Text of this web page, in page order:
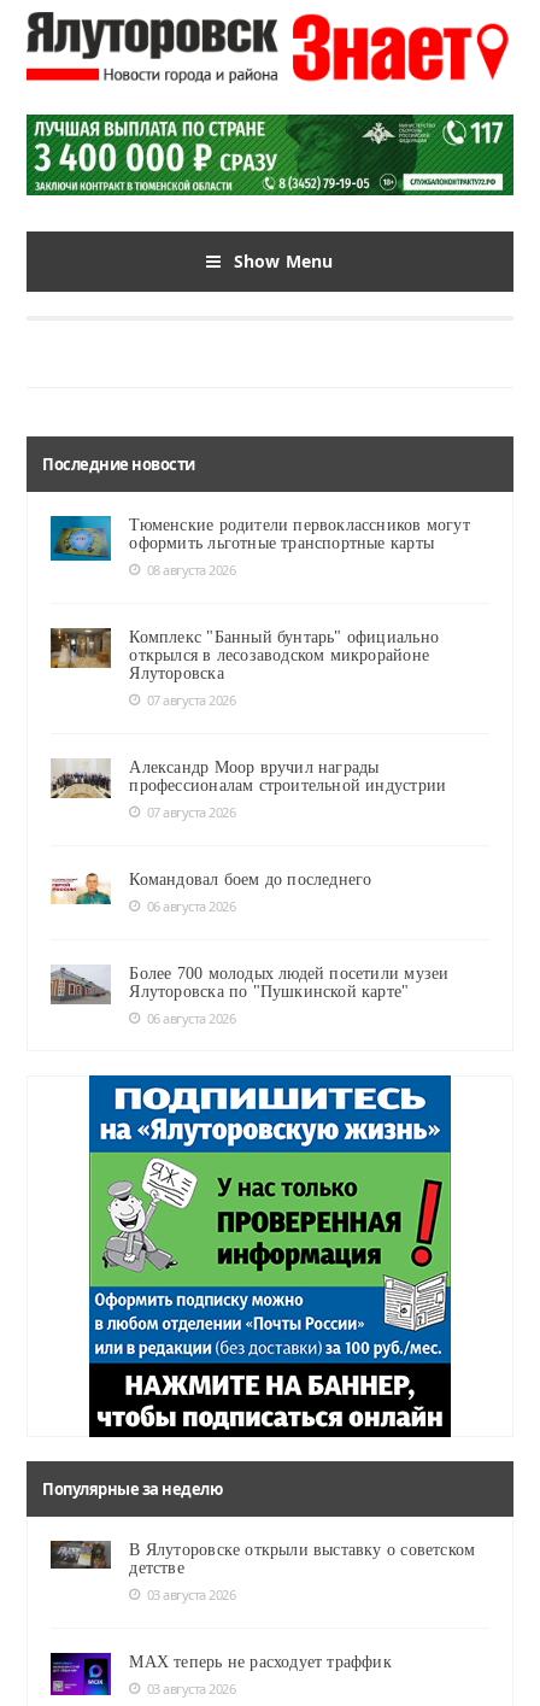
Show Menu
Последние новости
Тюменские родители первоклассников могут
оформить льготные транспортные карты
08 августа 2026
Комплекс "Банный бунтарь" официально
открылся в лесозаводском микрорайоне
Ялуторовска
07 августа 2026
Александр Моор вручил награды
профессионалам строительной индустрии
07 августа 2026
Командовал боем до последнего
06 августа 2026
Более 700 молодых людей посетили музеи
Ялуторовска по "Пушкинской карте"
06 августа 2026
Популярные за неделю
В Ялуторовске открыли выставку о советском
детстве
03 августа 2026
MAX теперь не расходует траффик
03 августа 2026